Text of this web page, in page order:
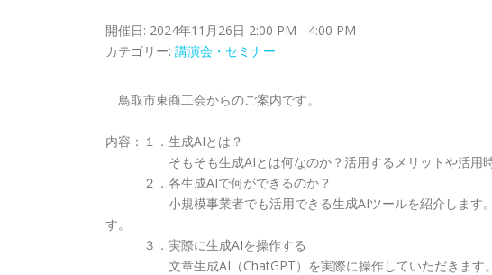
開催日: 2024年11月26日 2:00 PM - 4:00 PM
カテゴリー: 講演会・セミナー
鳥取市東商工会からのご案内です。
内容：１．生成AIとは？
そもそも生成AIとは何なのか？活用するメリットや活用時の
２．各生成AIで何ができるのか？
小規模事業者でも活用できる生成AIツールを紹介します。※
す。
３．実際に生成AIを操作する
文章生成AI（ChatGPT）を実際に操作していただきます。